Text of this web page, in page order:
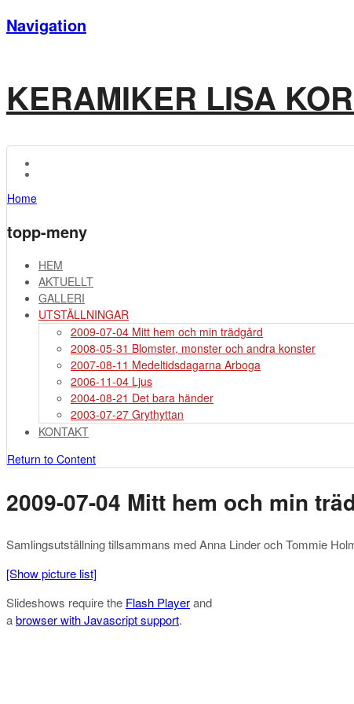
Navigation
KERAMIKER LISA
Home
topp-meny
HEM
AKTUELLT
GALLERI
UTSTÄLLNINGAR
2009-07-04 Mitt hem och min trädgård
2008-05-31 Blomster, monster och andra konster
2007-08-11 Medeltidsdagarna Arboga
2006-11-04 Ljus
2004-08-21 Det bara händer
2003-07-27 Grythyttan
KONTAKT
Return to Content
2009-07-04 Mitt hem och min
Samlingsutställning tillsammans med Anna Linder och Tommie
[Show picture list]
Slideshows require the Flash Playerand
abrowser with Javascript support.